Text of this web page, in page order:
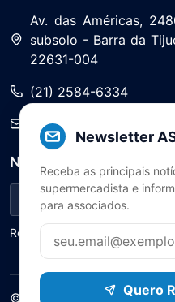
Newsletter
Receba as principais
supermercadista e
para associados.
Quero
Av. das Américas,
subsolo - Barra da
22631-004
(21) 2584-6334
saa@asserj.com.br
Newsletter
Receba notícias e atualizações
© 2025 ASERJ –